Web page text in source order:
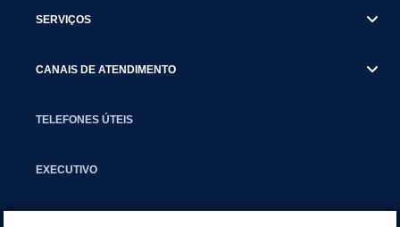
SERVIÇOS
CANAIS DE ATENDIMENTO
TELEFONES ÚTEIS
EXECUTIVO